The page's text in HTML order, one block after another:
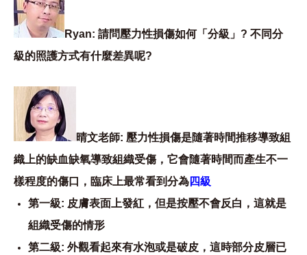
Ryan: 請問壓力性損傷如何「分級」? 不同分
級的照護方式有什麼差異呢?
晴文老師: 壓力性損傷是隨著時間推移導致組
織上的缺血缺氧導致組織受傷，它會隨著時間而產生不一
樣程度的傷口，臨床上最常看到分為四級
第一級: 皮膚表面上發紅，但是按壓不會反白，這就是
組織受傷的情形
第二級: 外觀看起來有水泡或是破皮，這時部分皮層已